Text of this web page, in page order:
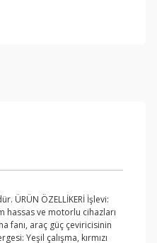
ÜRÜN ÖZELLİKERİ İşlevi:
hassas ve motorlu cihazları
fanı, araç güç çeviricisinin
Yeşil çalışma, kırmızı